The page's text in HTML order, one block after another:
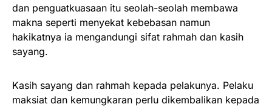
dan penguatkuasaan itu seolah-seolah membawa
makna seperti menyekat kebebasan namun
hakikatnya ia mengandungi sifat rahmah dan kasih
sayang.
Kasih sayang dan rahmah kepada pelakunya. Pelaku
maksiat dan kemungkaran perlu dikembalikan kepada